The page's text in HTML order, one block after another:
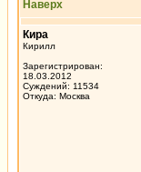
Наверх
Кира
Кирилл
Зарегистрирован:
18.03.2012
Суждений: 11534
Откуда: Москва